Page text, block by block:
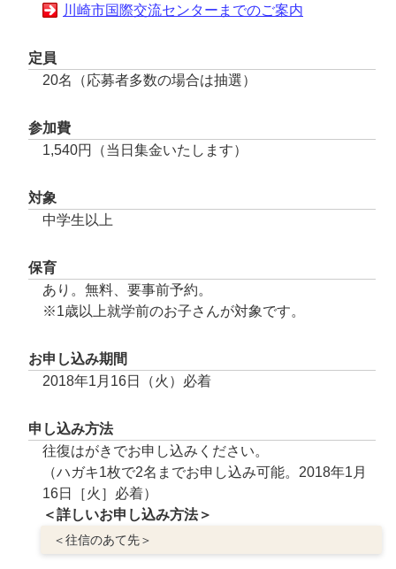
川崎市国際交流センターまでのご案内
定員
20名（応募者多数の場合は抽選）
参加費
1,540円（当日集金いたします）
対象
中学生以上
保育
あり。無料、要事前予約。
※1歳以上就学前のお子さんが対象です。
お申し込み期間
2018年1月16日（火）必着
申し込み方法
往復はがきでお申し込みください。
（ハガキ1枚で2名までお申し込み可能。2018年1月
16日［火］必着）
＜詳しいお申し込み方法＞
＜往信のあて先＞